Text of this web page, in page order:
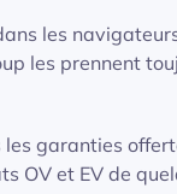
les
les prennent
les garanties
OV et EV de